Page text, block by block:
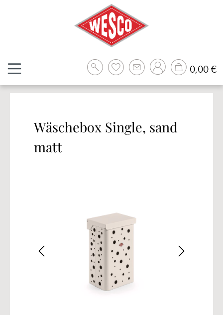
0,00 €
Wäschebox Single, sand
matt
Bildergalerie überspringen